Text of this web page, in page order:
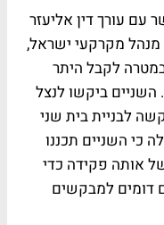
עם עורך דין אליעזר
מקרקעי ישראל,
לקבל היתר
השניים ביקשו לנצל
לבניית בית שני
כי השניים תכננו
אותה פקידה כדי
דומים למבקשים